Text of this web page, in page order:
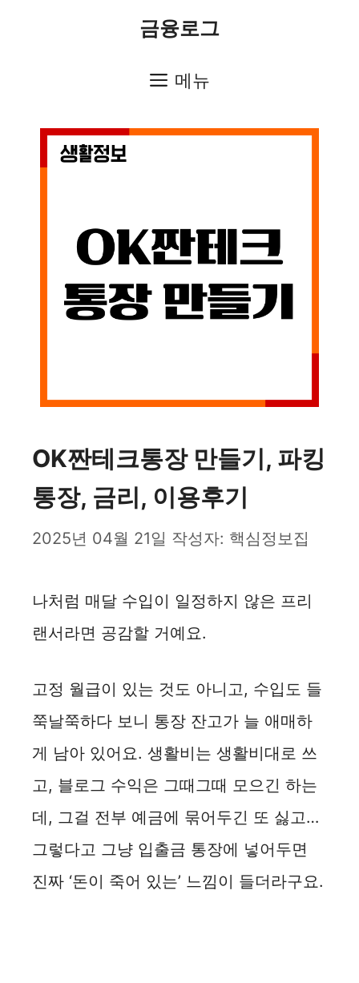
금융로그
메뉴
OK짠테크통장 만들기, 파킹
통장, 금리, 이용후기
2025년 04월 21일 작성자: 핵심정보집
나처럼 매달 수입이 일정하지 않은 프리
랜서라면 공감할 거예요.
고정 월급이 있는 것도 아니고, 수입도 들
쭉날쭉하다 보니 통장 잔고가 늘 애매하
게 남아 있어요. 생활비는 생활비대로 쓰
고, 블로그 수익은 그때그때 모으긴 하는
데, 그걸 전부 예금에 묶어두긴 또 싫고…
그렇다고 그냥 입출금 통장에 넣어두면
진짜 ‘돈이 죽어 있는’ 느낌이 들더라구요.